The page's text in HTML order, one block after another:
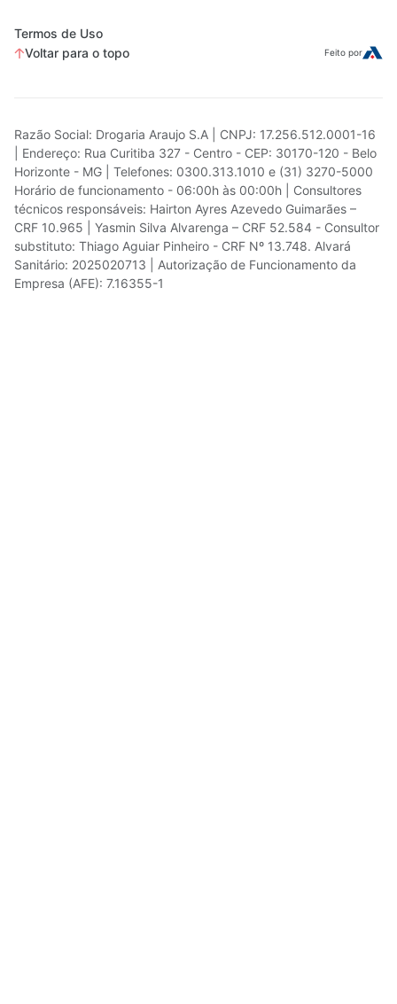
Termos de Uso
Voltar para o topo
Feito por
Razão Social: Drogaria Araujo S.A | CNPJ: 17.256.512.0001-16
| Endereço: Rua Curitiba 327 - Centro - CEP: 30170-120 - Belo
Horizonte - MG | Telefones: 0300.313.1010 e (31) 3270-5000
Horário de funcionamento - 06:00h às 00:00h | Consultores
técnicos responsáveis: Hairton Ayres Azevedo Guimarães –
CRF 10.965 | Yasmin Silva Alvarenga – CRF 52.584 - Consultor
substituto: Thiago Aguiar Pinheiro - CRF Nº 13.748. Alvará
Sanitário: 2025020713 | Autorização de Funcionamento da
Empresa (AFE): 7.16355-1